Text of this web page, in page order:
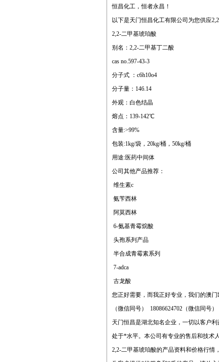
恒昌化工，恒者永昌！
以下是天门恒昌化工有限公司为您供应
2,2-二甲基琥珀酸
别名：2,2-二甲基丁二酸
cas no.597-43-3
分子式 ：c6h10o4
分子量：146.14
外观：白色结晶
熔点：139-142℃
含量:>99%
包装:1kg/袋，20kg/桶，50kg/桶
用途:医药中间体
公司其他产品推荐：
维生素c
氨苄西林
阿莫西林
6-氨基青霉烷酸
头孢系列产品
半合成青霉素系列
7-adca
古龙酸
您正好需要，而我正好专业，我们的澳
（微信同号） 18086624702（微信同号
天门恒昌是湖北知名企业，一切以客户
处于*水平。本公司有专业的售后和技术
2,2-二甲基琥珀酸的产品资料和价格行情